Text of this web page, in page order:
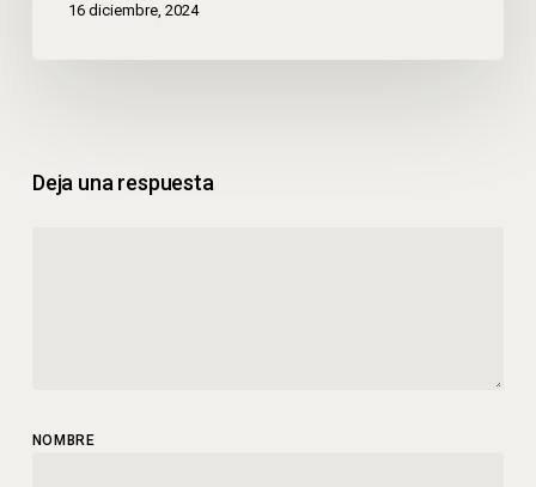
16 diciembre, 2024
Deja una respuesta
NOMBRE